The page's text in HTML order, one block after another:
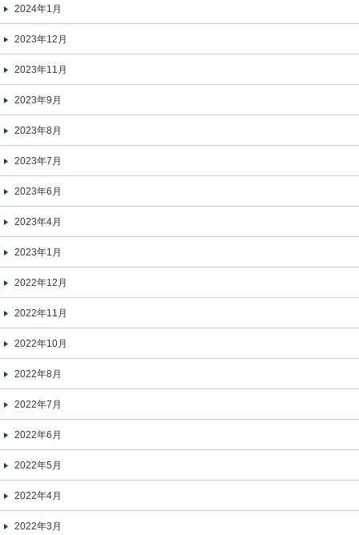
2024年1月
2023年12月
2023年11月
2023年9月
2023年8月
2023年7月
2023年6月
2023年4月
2023年1月
2022年12月
2022年11月
2022年10月
2022年8月
2022年7月
2022年6月
2022年5月
2022年4月
2022年3月